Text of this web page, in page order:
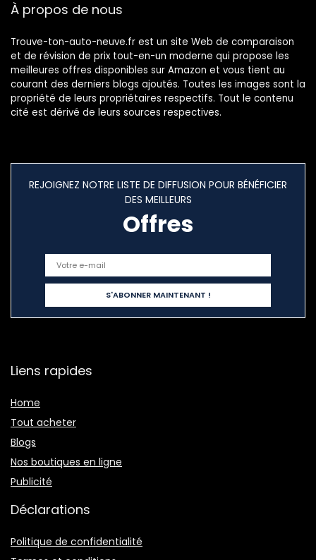
À propos de nous
Trouve-ton-auto-neuve.fr est un site Web de comparaison
et de révision de prix tout-en-un moderne qui propose les
meilleures offres disponibles sur Amazon et vous tient au
courant des derniers blogs ajoutés. Toutes les images sont la
propriété de leurs propriétaires respectifs. Tout le contenu
cité est dérivé de leurs sources respectives.
REJOIGNEZ NOTRE LISTE DE DIFFUSION POUR BÉNÉFICIER
DES MEILLEURS
Offres
Liens rapides
Home
Tout acheter
Blogs
Nos boutiques en ligne
Publicité
Déclarations
Politique de confidentialité